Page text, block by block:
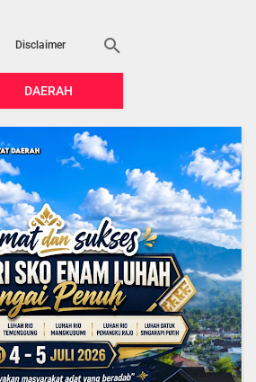
Disclaimer
DAERAH